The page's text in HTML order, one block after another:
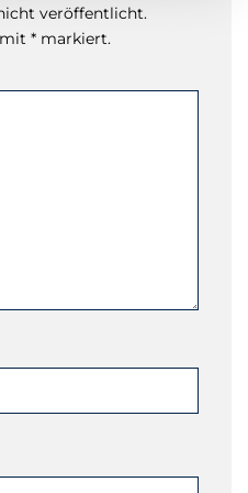
veröffentlicht.
* markiert.